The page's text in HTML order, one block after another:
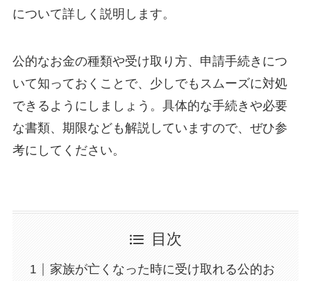
について詳しく説明します。
公的なお金の種類や受け取り方、申請手続きにつ
いて知っておくことで、少しでもスムーズに対処
できるようにしましょう。具体的な手続きや必要
な書類、期限なども解説していますので、ぜひ参
考にしてください。
目次
家族が亡くなった時に受け取れる公的お